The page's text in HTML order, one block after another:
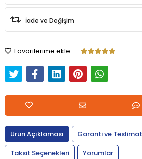
İade ve Değişim
Favorilerime ekle
Ürün Açıklaması
Garanti ve Teslimat
Taksit Seçenekleri
Yorumlar